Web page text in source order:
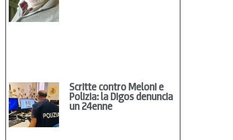
Scritte contro Meloni e
Polizia: la Digos denuncia
un 24enne